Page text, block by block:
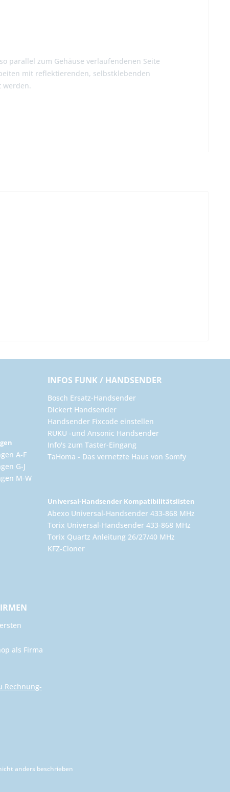
parallel zum Gehäuse verlaufendenen Seite
mit reflektierenden, selbstklebenden
werden.
A-F
G-J
M-W
INFOS FUNK / HANDSENDER
Bosch Ersatz-Handsender
Dickert Handsender
Handsender Fixcode einstellen
RUKU -und Ansonic Handsender
Info's zum Taster-Eingang
TaHoma - Das vernetzte Haus von Somfy
Universal-Handsender Kompatibilitätslisten
Abexo Universal-Handsender 433-868 MHz
Torix Universal-Handsender 433-868 MHz
Torix Quartz Anleitung 26/27/40 MHz
KFZ-Cloner
als Firma
Rechnung-
anders beschrieben